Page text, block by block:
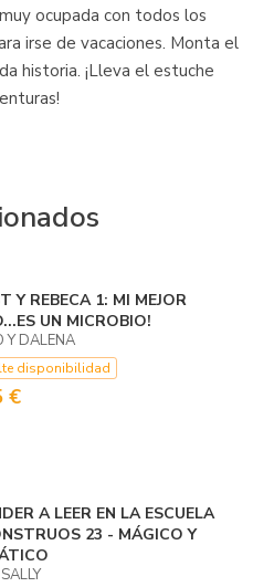
ocupada con todos los
irse de vacaciones. Monta el
historia. ¡Lleva el estuche
Y REBECA 1: MI MEJOR
UN MICROBIO!
Y DALENA
disponibilidad
€
A LEER EN LA ESCUELA
23 - MÁGICO Y